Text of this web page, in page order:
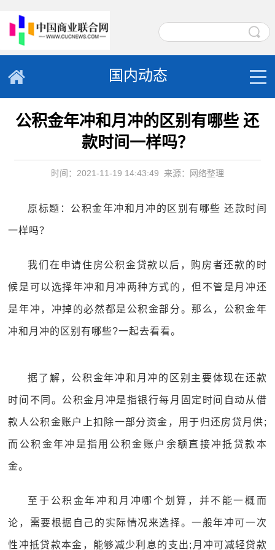
国内动态
公积金年冲和月冲的区别有哪些 还
款时间一样吗？
时间：2021-11-19 14:43:49 来源：网络整理
原标题：公积金年冲和月冲的区别有哪些 还款时间
一样吗？
我们在申请住房公积金贷款以后，购房者还款的时
候是可以选择年冲和月冲两种方式的，但不管是月冲还
是年冲，冲掉的必然都是公积金部分。那么，公积金年
冲和月冲的区别有哪些?一起去看看。
据了解，公积金年冲和月冲的区别主要体现在还款
时间不同。公积金月冲是指银行每月固定时间自动从借
款人公积金账户上扣除一部分资金，用于归还房贷月供;
而公积金年冲是指用公积金账户余额直接冲抵贷款本
金。
至于公积金年冲和月冲哪个划算，并不能一概而
论，需要根据自己的实际情况来选择。一般年冲可一次
性冲抵贷款本金，能够减少利息的支出;月冲可减轻贷款